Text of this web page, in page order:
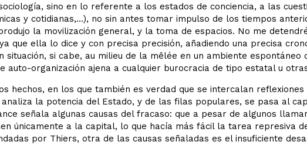
sino en lo referente a los estados de conciencia, a las
y cotidianas,…), no sin antes tomar impulso de los tiempos
la movilización general, y la toma de espacios. No me
que ella lo dice y con precisa precisión, añadiendo una precisa
situación, si cabe, au milieu de la mêlée en un ambiente espontáneo
auto-organización ajena a cualquier burocracia de tipo estatal u
hechos, en los que también es verdad que se intercalan
la potencia del Estado, y de las filas populares, se pasa al
señala algunas causas del fracaso: que a pesar de algunos
únicamente a la capital, lo que hacía más fácil la tarea represiva
por Thiers, otra de las causas señaladas es el insuficiente